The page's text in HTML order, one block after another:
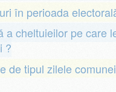
în perioada
a cheltuieilor pe care
?
de tipul zilele